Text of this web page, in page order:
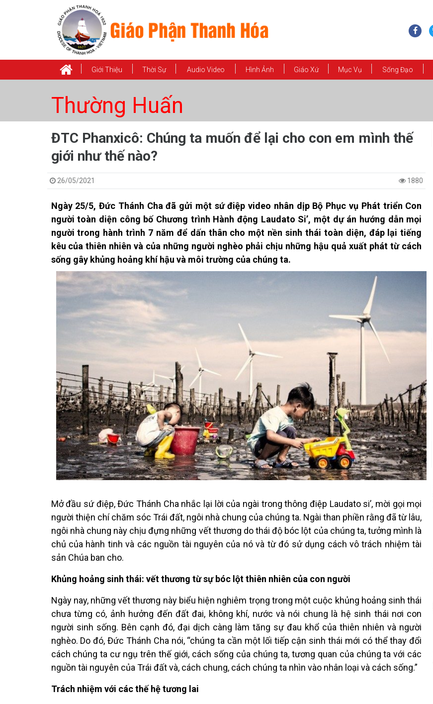
Giới Thiệu Thời Sự Audio Video Hình Ảnh Giáo Xứ Mục Vụ Sống Đạo
Thường Huấn
ĐTC Phanxicô: Chúng ta muốn để lại cho con em mình thế
giới như thế nào?
26/05/2021 1880
Ngày 25/5, Đức Thánh Cha đã gửi một sứ điệp video nhân dịp Bộ Phục vụ Phát triển Con
người toàn diện công bố Chương trình Hành động Laudato Si’, một dự án hướng dẫn mọi
người trong hành trình 7 năm để dấn thân cho một nền sinh thái toàn diện, đáp lại tiếng
kêu của thiên nhiên và của những người nghèo phải chịu những hậu quả xuất phát từ cách
sống gây khủng hoảng khí hậu và môi trường của chúng ta.
Mở đầu sứ điệp, Đức Thánh Cha nhắc lại lời của ngài trong thông điệp Laudato si’, mời gọi mọi
người thiện chí chăm sóc Trái đất, ngôi nhà chung của chúng ta. Ngài than phiền rằng đã từ lâu,
ngôi nhà chung này chịu đựng những vết thương do thái độ bóc lột của chúng ta, tưởng mình là
chủ của hành tinh và các nguồn tài nguyên của nó và từ đó sử dụng cách vô trách nhiệm tài
sản Chúa ban cho.
Khủng hoảng sinh thái: vết thương từ sự bóc lột thiên nhiên của con người
Ngày nay, những vết thương này biểu hiện nghiêm trọng trong một cuộc khủng hoảng sinh thái
chưa từng có, ảnh hưởng đến đất đai, không khí, nước và nói chung là hệ sinh thái nơi con
người sinh sống. Bên cạnh đó, đại dịch càng làm tăng sự đau khổ của thiên nhiên và người
nghèo. Do đó, Đức Thánh Cha nói, “chúng ta cần một lối tiếp cận sinh thái mới có thể thay đổi
cách chúng ta cư ngụ trên thế giới, cách sống của chúng ta, tương quan của chúng ta với các
nguồn tài nguyên của Trái đất và, cách chung, cách chúng ta nhìn vào nhân loại và cách sống.”
Trách nhiệm với các thế hệ tương lai